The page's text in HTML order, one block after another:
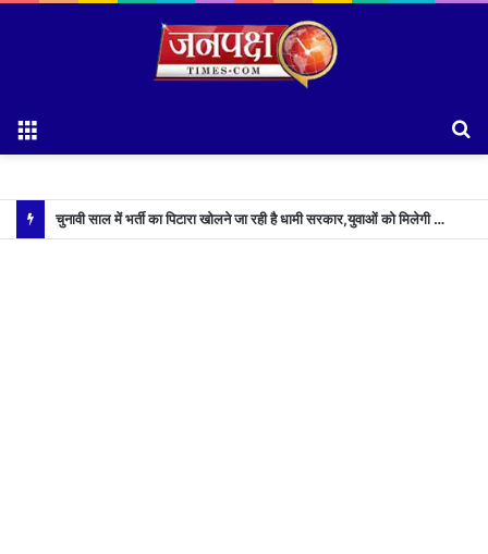
चुनावी साल में भर्ती का पिटारा खोलने जा रही है धामी सरकार,युवाओं को मिलेगी 34 हजार रिकॉर्ड भर्तियों की सौगात